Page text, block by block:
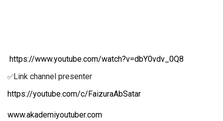
https://www.youtube.com/watch?v=dbY0vdv_0Q8
✅Link channel presenter
https://youtube.com/c/FaizuraAbSatar
www.akademiyoutuber.com